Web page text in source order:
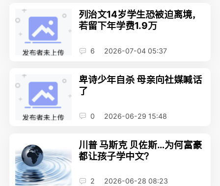
列治文14岁学生恐被迫离境，
若留下年学费1.9万
6 2026-07-04 05:37
卑诗少年自杀 母亲向社媒喊话
了
0 2026-06-29 15:48
川普 马斯克 贝佐斯…为何富豪
都让孩子学中文？
2 2026-06-28 08:23